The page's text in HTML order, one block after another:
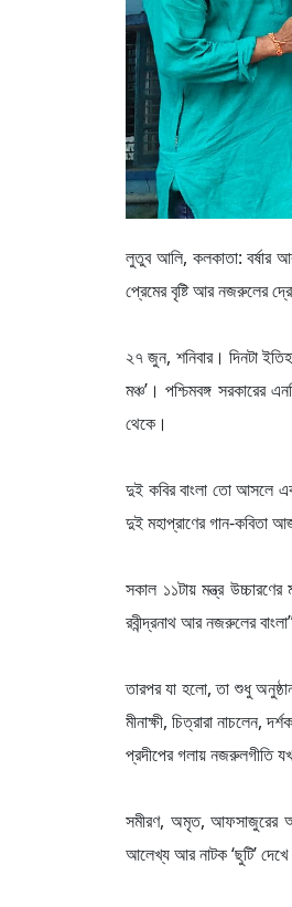
লুতুব আলি, কলকাতা: বর্ষার
প্রেমের বৃষ্টি আর নজরুলের
২৭ জুন, শনিবার। দিনটা
মঞ্চ’। পশ্চিমবঙ্গ সরকারের
থেকে।
দুই কবির বাংলা তো আসলে
দুই মহাপ্রাণের গান-কবিতা
সকাল ১১টায় মন্ত্র
রবীন্দ্রনাথ আর নজরুলের
তারপর যা হলো, তা শুধু
মীনাক্ষী, চিত্রারা নাচলেন,
প্রদীপের গলায় নজরুলগীতি
সমীরণ, অমৃত, আফসাজুরের
আলেখ্য আর নাটক ‘ছুটি’